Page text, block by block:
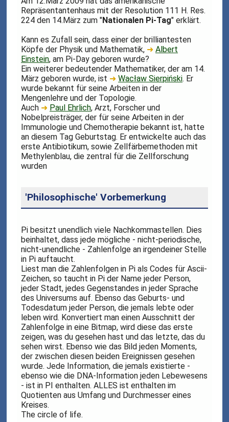
Repräsentantenhaus mit der Resolution 111 H. Res.
224 den 14.März zum "Nationalen Pi-Tag" erklärt.
Kann es Zufall sein, dass einer der brilliantesten
Köpfe der Physik und Mathematik, ➜Albert
Einstein, am Pi-Day geboren wurde?
Ein weiterer bedeutender Mathematiker, der am 14.
März geboren wurde, ist ➜Wacław Sierpiński. Er
wurde bekannt für seine Arbeiten in der
Mengenlehre und der Topologie.
Auch ➜ Paul Ehrlich, Arzt, Forscher und
Nobelpreisträger, der für seine Arbeiten in der
Immunologie und Chemotherapie bekannt ist, hatte
an diesem Tag Geburtstag. Er entwickelte auch das
erste Antibiotikum, sowie Zellfärbemethoden mit
Methylenblau, die zentral für die Zellforschung
wurden
'Philosophische' Vorbemerkung
Pi besitzt unendlich viele Nachkommastellen. Dies
beinhaltet, dass jede mögliche - nicht-periodische,
nicht-unendliche - Zahlenfolge an irgendeiner Stelle
in Pi auftaucht.
Liest man die Zahlenfolgen in Pi als Codes für Ascii-
Zeichen, so taucht in Pi der Name jeder Person,
jeder Stadt, jedes Gegenstandes in jeder Sprache
des Universums auf. Ebenso das Geburts- und
Todesdatum jeder Person, die jemals lebte oder
leben wird. Konvertiert man einen Ausschnitt der
Zahlenfolge in eine Bitmap, wird diese das erste
zeigen, was du gesehen hast und das letzte, das du
sehen wirst. Ebenso wie das Bild jeden Moments,
der zwischen diesen beiden Ereignissen gesehen
wurde. Jede Information, die jemals existierte -
ebenso wie die DNA-Information jeden Lebewesens
- ist in PI enthalten. ALLES ist enthalten im
Quotienten aus Umfang und Durchmesser eines
Kreises.
The circle of life.